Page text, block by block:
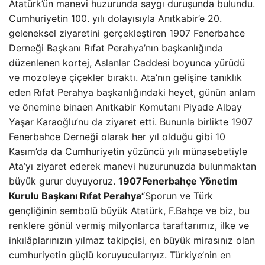
Atatürk’ün manevi huzurunda saygı duruşunda bulundu.
Cumhuriyetin 100. yılı dolayısıyla Anıtkabir’e 20.
geleneksel ziyaretini gerçekleştiren 1907 Fenerbahce
Derneği Başkanı Rıfat Perahya’nın başkanlığında
düzenlenen kortej, Aslanlar Caddesi boyunca yürüdü
ve mozoleye çiçekler bıraktı. Ata’nın gelişine tanıklık
eden Rıfat Perahya başkanlığındaki heyet, günün anlam
ve önemine binaen Anıtkabir Komutanı Piyade Albay
Yaşar Karaoğlu’nu da ziyaret etti. Bununla birlikte 1907
Fenerbahce Derneği olarak her yıl olduğu gibi 10
Kasım’da da Cumhuriyetin yüzüncü yılı münasebetiyle
Ata’yı ziyaret ederek manevi huzurunuzda bulunmaktan
büyük gurur duyuyoruz. 1907Fenerbahçe Yönetim
Kurulu Başkanı Rıfat Perahya“Sporun ve Türk
gençliğinin sembolü büyük Atatürk, F.Bahçe ve biz, bu
renklere gönül vermiş milyonlarca taraftarımız, ilke ve
inkılâplarınızın yılmaz takipçisi, en büyük mirasınız olan
cumhuriyetin güçlü koruyucularıyız. Türkiye’nin en